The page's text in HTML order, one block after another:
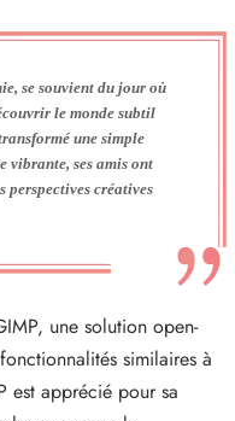
se souvient du jour où
le monde subtil
une simple
vibrante, ses amis ont
perspectives créatives
une solution open-
similaires à
est apprécié pour sa